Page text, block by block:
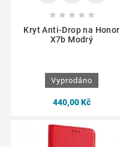
    
Kryt Anti-Drop na Honor
X7b Modrý
Vyprodáno
440,00 Kč